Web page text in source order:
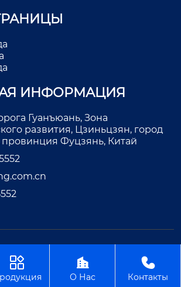
ИНФОРМАЦИЯ
Гуанъюань, Зона
развития, Цзиньцзян, город
Фуцзянь, Китай
 
О Нас

Контакты